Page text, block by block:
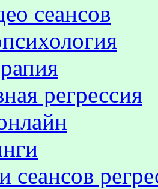
сеансов
регрессия
сеансов